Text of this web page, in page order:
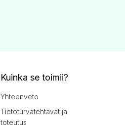
Kuinka se toimii?
Yhteenveto
Tietoturvatehtävät ja
toteutus